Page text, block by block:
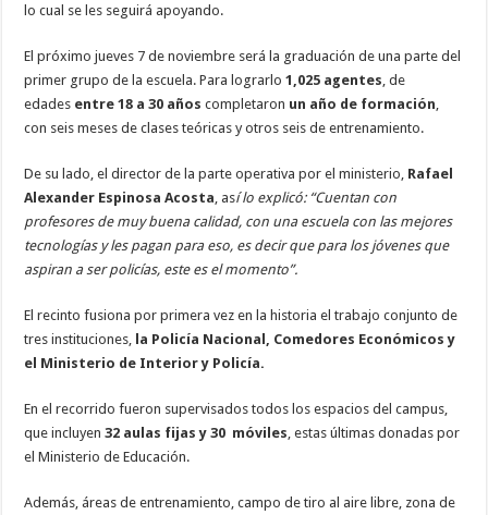
lo cual se les seguirá apoyando.
El próximo jueves 7 de noviembre será la graduación de una parte del
primer grupo de la escuela. Para lograrlo1,025 agentes , de
edades entre 18 a 30 años completaron un año de formación
con seis meses de clases teóricas y otros seis de entrenamiento.
De su lado, el director de la parte operativa por el ministerio, Rafael
Alexander Espinosa Acosta , así lo explicó: “Cuentan con
profesores de muy buena calidad, con una escuela con las mejores
tecnologías y les pagan para eso, es decir que para los jóvenes que
aspiran a ser policías, este es el momento”.
El recinto fusiona por primera vez en la historia el trabajo conjunto de
tres instituciones,
la Policía Nacional, Comedores Económicos y
el Ministerio de Interior y Policía.
En el recorrido fueron supervisados todos los espacios del campus,
que incluyen32 aulas fijas y 30 móviles , estas últimas donadas por
el Ministerio de Educación.
Además, áreas de entrenamiento, campo de tiro al aire libre, zona de